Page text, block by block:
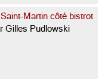
Martin côté bistrot
Gilles Pudlowski